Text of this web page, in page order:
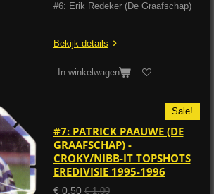
#6: Erik Redeker (De Graafschap)
Bekijk details
In winkelwagen
Sale!
#7: PATRICK PAAUWE (DE
GRAAFSCHAP) -
CROKY/NIBB-IT TOPSHOTS
EREDIVISIE 1995-1996
€ 0,50 € 1,00